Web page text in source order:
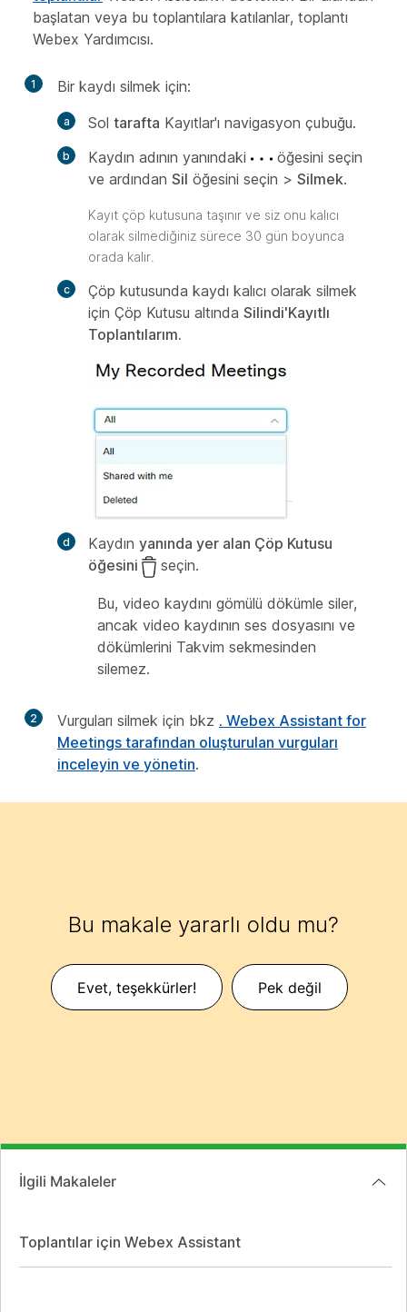
başlatan veya bu toplantılara katılanlar, toplantı
Webex Yardımcısı.
1
Bir kaydı silmek için:
Sol tarafta Kayıtlar'ı navigasyon çubuğu.
Kaydın adının yanındaki
öğesini seçin
ve ardından Sil öğesini seçin > Silmek.
Kayıt çöp kutusuna taşınır ve siz onu kalıcı
olarak silmediğiniz sürece 30 gün boyunca
orada kalır.
Çöp kutusunda kaydı kalıcı olarak silmek
için Çöp Kutusu altında Silindi'Kayıtlı
Toplantılarım.
Kaydın yanında yer alan Çöp Kutusu
öğesini
seçin.
Bu, video kaydını gömülü dökümle siler,
ancak video kaydının ses dosyasını ve
dökümlerini Takvim sekmesinden
silemez.
2 Vurguları silmek için bkz . Webex Assistant for
Meetings tarafından oluşturulan vurguları
inceleyin ve yönetin.
Bu makale yararlı oldu mu?
Evet, teşekkürler! Pek değil
İlgili Makaleler
Toplantılar için Webex Assistant